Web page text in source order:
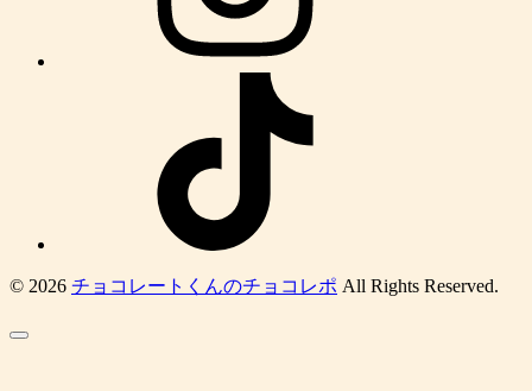
© 2026 チョコレートくんのチョコレポ All Rights Reserved.